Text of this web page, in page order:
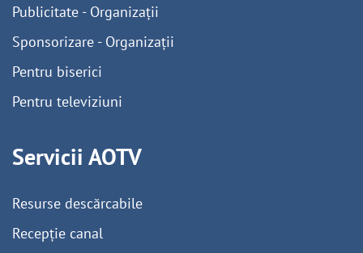
Publicitate - Organizații
Sponsorizare - Organizații
Pentru biserici
Pentru televiziuni
Servicii AOTV
Resurse descărcabile
Recepție canal